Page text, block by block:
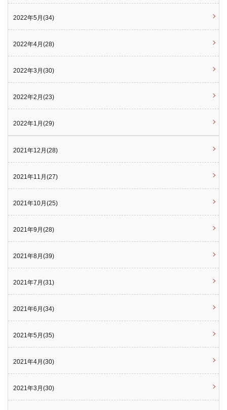
2022年5月(34)
2022年4月(28)
2022年3月(30)
2022年2月(23)
2022年1月(29)
2021年12月(28)
2021年11月(27)
2021年10月(25)
2021年9月(28)
2021年8月(39)
2021年7月(31)
2021年6月(34)
2021年5月(35)
2021年4月(30)
2021年3月(30)